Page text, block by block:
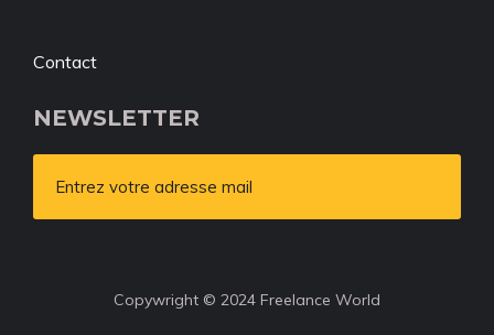
Contact
NEWSLETTER
Entrez votre adresse mail
Copywright © 2024 Freelance World